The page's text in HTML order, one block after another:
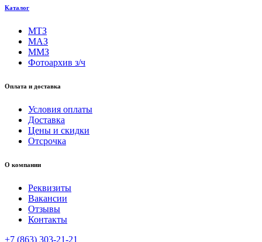
Каталог
МТЗ
МАЗ
ММЗ
Фотоархив з/ч
Оплата и доставка
Условия оплаты
Доставка
Цены и скидки
Отсрочка
О компании
Реквизиты
Вакансии
Отзывы
Контакты
+7 (863) 303-21-21